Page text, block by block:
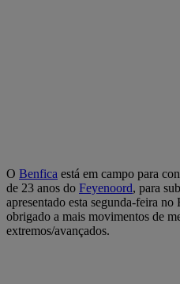
O Benfica está em campo para
de 23 anos do Feyenoord, para
apresentado esta segunda-feira
obrigado a mais movimentos de
extremos/avançados.